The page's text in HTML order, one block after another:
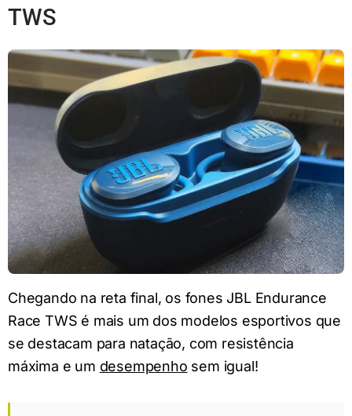
TWS
Chegando na reta final, os fones JBL Endurance
Race TWS é mais um dos modelos esportivos que
se destacam para natação, com resistência
máxima e um desempenho sem igual!